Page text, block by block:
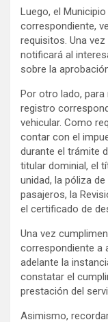
Luego, el
correspondiente,
requisitos. Una
notificará al
sobre la
Por otro lado, para
registro
vehicular. Como
contar con el
durante el trámite
titular dominial, el
unidad, la póliza
pasajeros, la
el certificado de
Una vez
correspondiente a
adelante la
constatar el
prestación del
Asimismo,